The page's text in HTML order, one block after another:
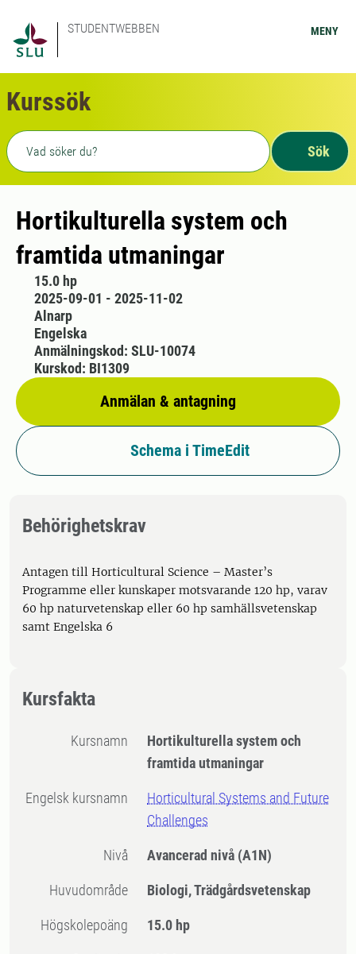
STUDENTWEBBEN MENY
Kurssök
Fritext sökning
Sök
Hortikulturella system och
framtida utmaningar
15.0 hp
2025-09-01 - 2025-11-02
Alnarp
Engelska
Anmälan & antagning
Anmälningskod: SLU-10074
Kurskod: BI1309
Schema i TimeEdit
Behörighetskrav
Antagen till Horticultural Science – Master’s
Programme eller kunskaper motsvarande 120 hp, varav
60 hp naturvetenskap eller 60 hp samhällsvetenskap
samt Engelska 6
Kursfakta
Kursnamn
Hortikulturella system och
framtida utmaningar
Engelsk kursnamn
Horticultural Systems and Future
Challenges
Nivå Avancerad nivå (A1N)
Huvudområde Biologi, Trädgårdsvetenskap
högskolepoäng 15.0 hp